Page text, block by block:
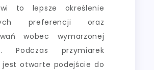
to lepsze określenie
preferencji oraz
wobec wymarzonej
Podczas przymiarek
jest otwarte podejście do